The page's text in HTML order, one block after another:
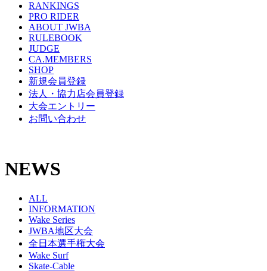
RANKINGS
PRO RIDER
ABOUT JWBA
RULEBOOK
JUDGE
CA.MEMBERS
SHOP
新規会員登録
法人・協力店会員登録
大会エントリー
お問い合わせ
NEWS
ALL
INFORMATION
Wake Series
JWBA地区大会
全日本選手権大会
Wake Surf
Skate-Cable